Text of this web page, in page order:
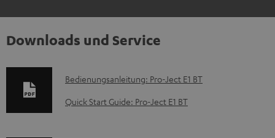
Downloads und Service
D
o
Bedienungsanleitung: Pro-Ject E1 BT
Quick Start Guide: Pro-Ject E1 BT